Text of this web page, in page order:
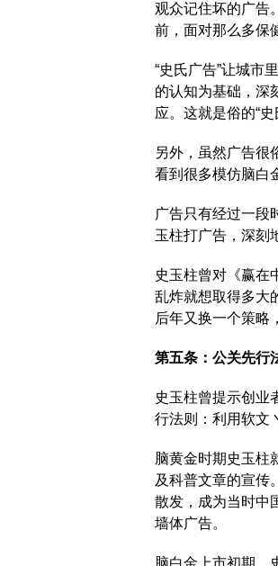
观众记住坏的广告
前，面对那么多保
“史氏广告”让城市
的认知为基础，深
应。这就是俗的“史
另外，虽然广告很
看到很多模仿脑白
广告只有经过一段
玉柱打广告，深刻
史玉柱曾对《赢在
乱炸就想取得多大
后年又换一个策略
第五条：公关先行
史玉柱曾提示创业
行法则：利用软文
脑黄金时期史玉柱
及科普文章的宣传
散发，成为当时中
墙体广告。